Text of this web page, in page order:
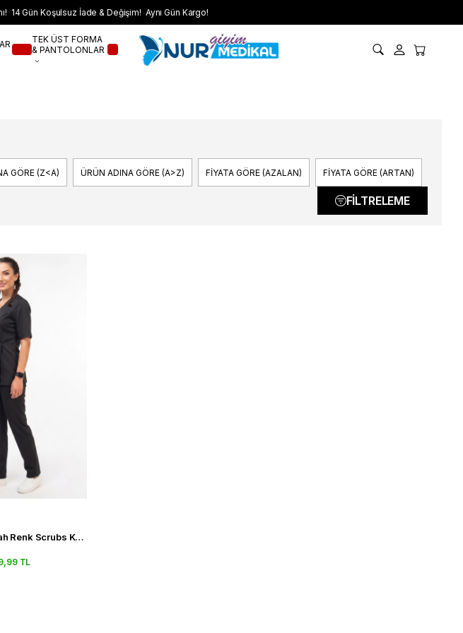
14 Gün Koşulsuz İade & Değişim! Aynı Gün Kargo!
TEK ÜST FORMA
& PANTOLONLAR
FIYATA GÖRE (ARTAN)
FIYATA GÖRE (AZALAN)
ÜRÜN ADINA GÖRE (A>Z)
GÖRE (Z<A)
FILTRELEME
Gülce Model Siyah Renk Scrubs Kadın Doktor Hemşire Üniforma Takımı
TL